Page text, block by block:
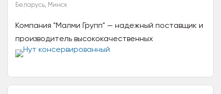
Беларусь, Минск
Компания "Малми Групп" — надежный поставщик и
производитель высококачественных
ингредиентов для различных отраслей пищевой